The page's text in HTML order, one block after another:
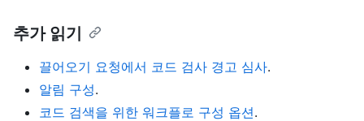
추가 읽기
끌어오기 요청에서 코드 검사 경고 심사.
알림 구성.
코드 검색을 위한 워크플로 구성 옵션.